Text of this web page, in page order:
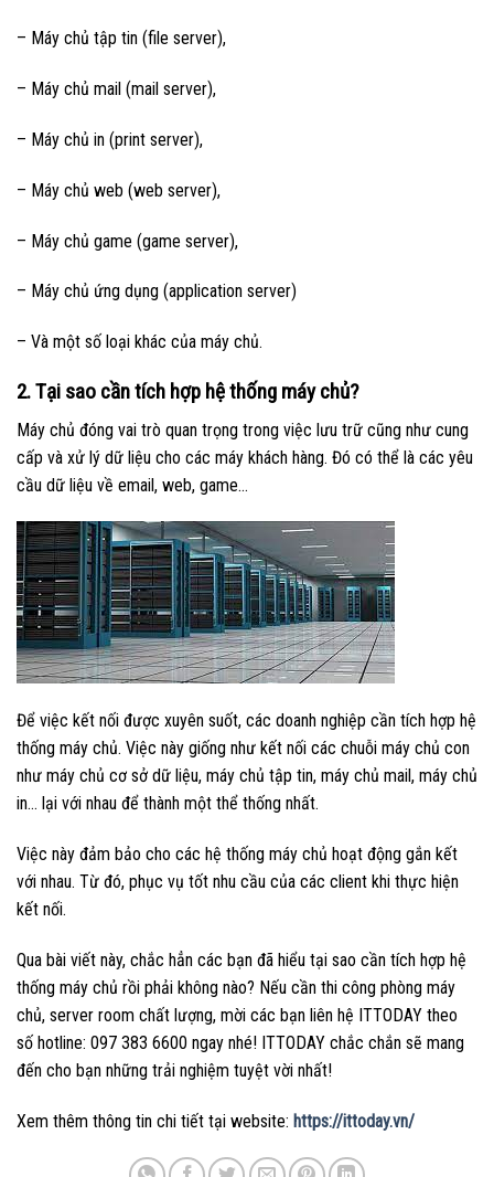
– Máy chủ tập tin (file server),
– Máy chủ mail (mail server),
– Máy chủ in (print server),
– Máy chủ web (web server),
– Máy chủ game (game server),
– Máy chủ ứng dụng (application server)
– Và một số loại khác của máy chủ.
2. Tại sao cần tích hợp hệ thống máy chủ?
Máy chủ đóng vai trò quan trọng trong việc lưu trữ cũng như cung
cấp và xử lý dữ liệu cho các máy khách hàng. Đó có thể là các yêu
cầu dữ liệu về email, web, game…
Để việc kết nối được xuyên suốt, các doanh nghiệp cần tích hợp hệ
thống máy chủ. Việc này giống như kết nối các chuỗi máy chủ con
như máy chủ cơ sở dữ liệu, máy chủ tập tin, máy chủ mail, máy chủ
in… lại với nhau để thành một thể thống nhất.
Việc này đảm bảo cho các hệ thống máy chủ hoạt động gắn kết
với nhau. Từ đó, phục vụ tốt nhu cầu của các client khi thực hiện
kết nối.
Qua bài viết này, chắc hẳn các bạn đã hiểu tại sao cần tích hợp hệ
thống máy chủ rồi phải không nào? Nếu cần thi công phòng máy
chủ, server room chất lượng, mời các bạn liên hệ ITTODAY theo
số hotline: 097 383 6600 ngay nhé! ITTODAY chắc chắn sẽ mang
đến cho bạn những trải nghiệm tuyệt vời nhất!
Xem thêm thông tin chi tiết tại website: https://ittoday.vn/